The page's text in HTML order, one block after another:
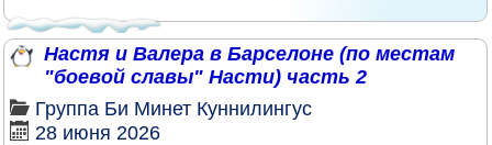
Настя и Валера в Барселоне (по местам
"боевой славы" Насти) часть 2
Группа Би Минет Куннилингус
28 июня 2026